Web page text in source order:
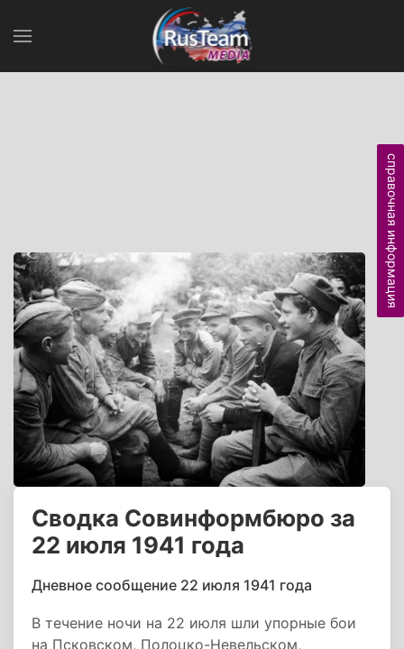
Сводка Совинформбюро за
22 июля 1941 года
Дневное сообщение 22 июля 1941 года
В течение ночи на 22 июля шли упорные бои
на Псковском, Полоцко-Невельском,
справочная информация